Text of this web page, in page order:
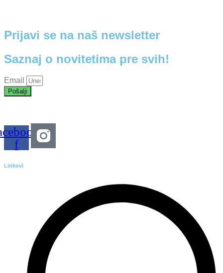
Prijavi se na naš newsletter
Saznaj o novitetima pre svih!
Email
Pošalji
f
Linkovi